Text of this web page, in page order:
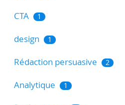
CTA 1
design 1
Rédaction persuasive 2
Analytique 1